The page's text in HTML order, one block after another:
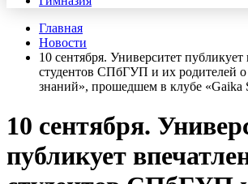
Главная
Новости
10 сентября. Университет публикует
студентов СПбГУП и их родителей
знаний», прошедшем в клубе «Gaika
10 сентября.
публикует